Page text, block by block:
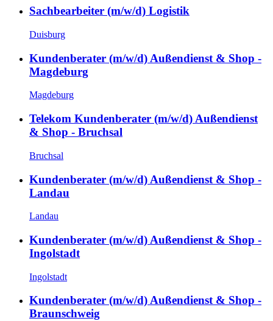
Sachbearbeiter (m/w/d) Logistik
Duisburg
Kundenberater (m/w/d) Außendienst & Shop -
Magdeburg
Magdeburg
Telekom Kundenberater (m/w/d) Außendienst
& Shop - Bruchsal
Bruchsal
Kundenberater (m/w/d) Außendienst & Shop -
Landau
Landau
Kundenberater (m/w/d) Außendienst & Shop -
Ingolstadt
Ingolstadt
Kundenberater (m/w/d) Außendienst & Shop -
Braunschweig